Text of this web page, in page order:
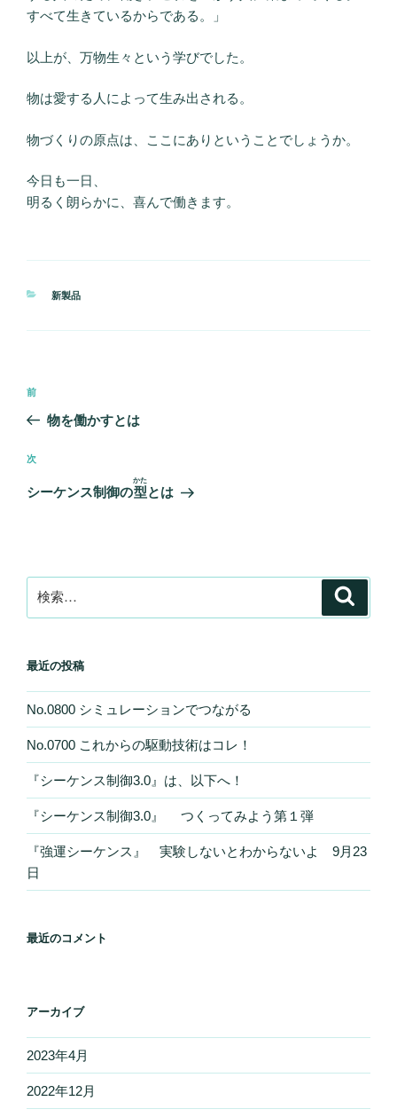
すべて生きているからである。」
以上が、万物生々という学びでした。
物は愛する人によって生み出される。
物づくりの原点は、ここにありということでしょうか。
今日も一日、
明るく朗らかに、喜んで働きます。
カ
新製品
投
ビ
ン
前
の
稿
前
物を働かすとは
次
投
次
シーケンス制御の型
かた
とは
索:
最近の投稿
No.0800 シミュレーションでつながる
No.0700 これからの駆動技術はコレ！
『シーケンス制御3.0』は、以下へ！
『シーケンス制御3.0』 つくってみよう第１弾
『強運シーケンス』 実験しないとわからないよ 9月23
日
最近のコメント
アーカイブ
2023年4月
2022年12月